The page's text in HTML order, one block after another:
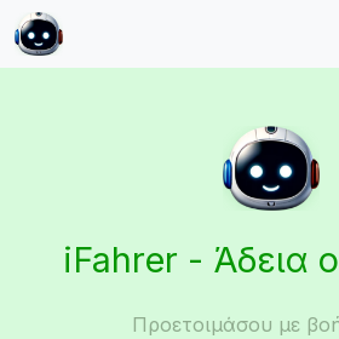
iFahrer - Άδεια
Προετοιμάσου με